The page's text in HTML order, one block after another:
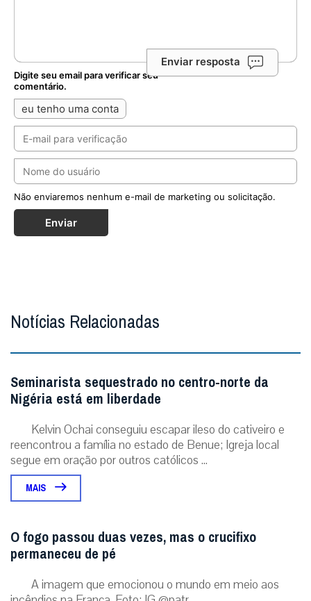
Enviar resposta
Digite seu email para verificar seu
comentário.
eu tenho uma conta
Não enviaremos nenhum e-mail de marketing ou solicitação.
Enviar
Notícias Relacionadas
Seminarista sequestrado no centro-norte da
Nigéria está em liberdade
Kelvin Ochai conseguiu escapar ileso do cativeiro e
reencontrou a família no estado de Benue; Igreja local
segue em oração por outros católicos ...
MAIS
O fogo passou duas vezes, mas o crucifixo
permaneceu de pé
A imagem que emocionou o mundo em meio aos